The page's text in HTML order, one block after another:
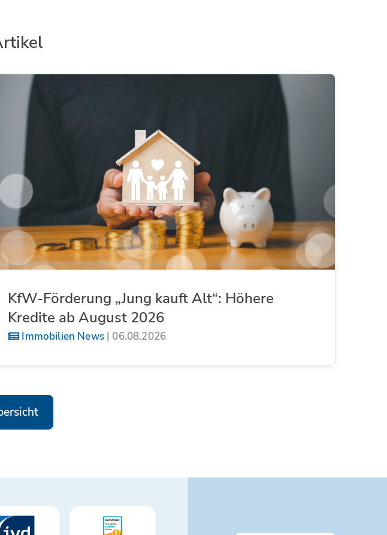
KfW-Förderung „Jung kauft Alt“: Höhere
Kredite ab August 2026
Immobilien News| 06.08.2026